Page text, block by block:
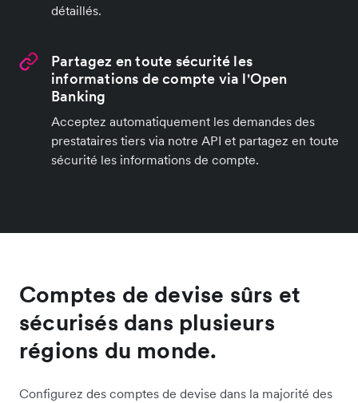
détaillés.
Partagez en toute sécurité les
informations de compte via l'Open
Banking
Acceptez automatiquement les demandes des
prestataires tiers via notre API et partagez en toute
sécurité les informations de compte.
Comptes de devise sûrs et
sécurisés dans plusieurs
régions du monde.
Configurez des comptes de devise dans la majorité des